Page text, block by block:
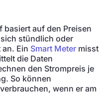
basiert auf den Preisen
stündlich oder
Ein Smart Meter misst
die Daten
den Strompreis je
So können
wenn er am